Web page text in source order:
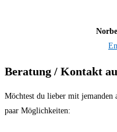
Beratung / Kontakt
Möchtest du lieber mit jemanden
paar Möglichkeiten: